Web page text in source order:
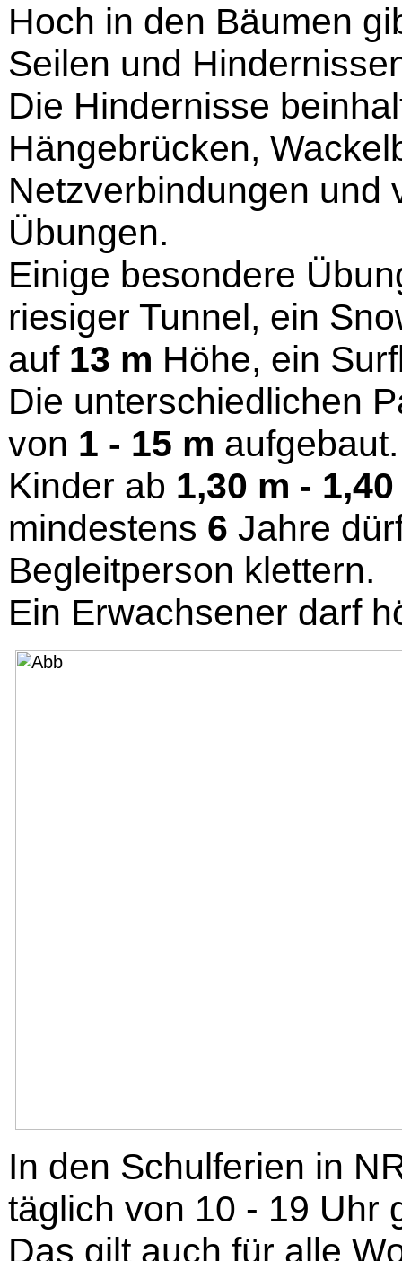
Hoch in den Bäumen
Seilen und
Die Hindernisse
Hängebrücken,
Netzverbindungen und
Übungen.
Einige besondere
riesiger Tunnel, ein
auf 13 m Höhe, ein
Die unterschiedlichen
von 1 - 15 m aufgebaut.
Kinder ab 1,30 m -
mindestens 6 Jahre
Begleitperson klettern.
Ein Erwachsener darf
In den Schulferien in
täglich von 10 - 19 Uhr
Das gilt auch für alle